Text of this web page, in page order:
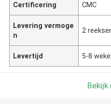
Certificering CMC
Levering vermoge
n
2
Levertijd 5-8
Bekijk